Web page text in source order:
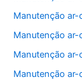
Manutenção
Manutenção ar-
Manutenção ar-
Manutenção ar-